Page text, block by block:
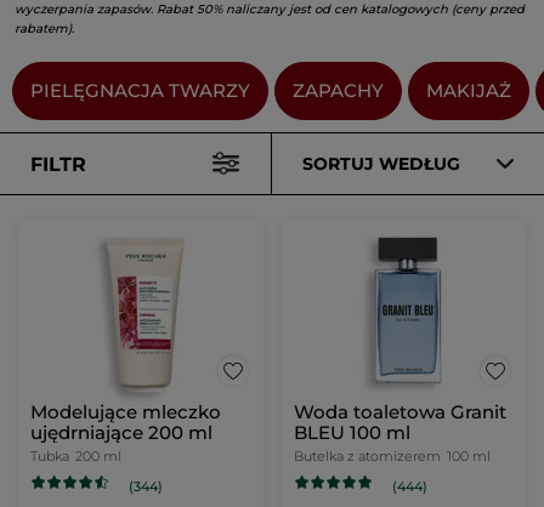
wyczerpania zapasów. Rabat 50% naliczany jest od cen katalogowych (ceny przed
rabatem).
PIELĘGNACJA TWARZY ZAPACHY MAKIJAŻ
FILTR SORTUJ WEDŁUG
Modelujące mleczko
ujędrniające 200 ml
Tubka 200 ml
(344)
Woda toaletowa Granit
BLEU 100 ml
Butelka z atomizerem 100 ml
(444)